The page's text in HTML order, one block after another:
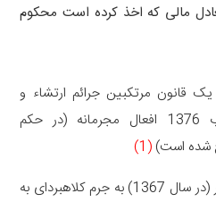
مالی که اخذ کرده است محکوم
یک قانون مرتکبین جرائم ارتشاء و
اختلاس و کلاهبرداری مصوب 1376 افعال مجرمانه (در حکم
شده است)(1)
و قبلاً شدت حساسیت قانونگذار (در سال 1367) به جرم کلاهبردای به